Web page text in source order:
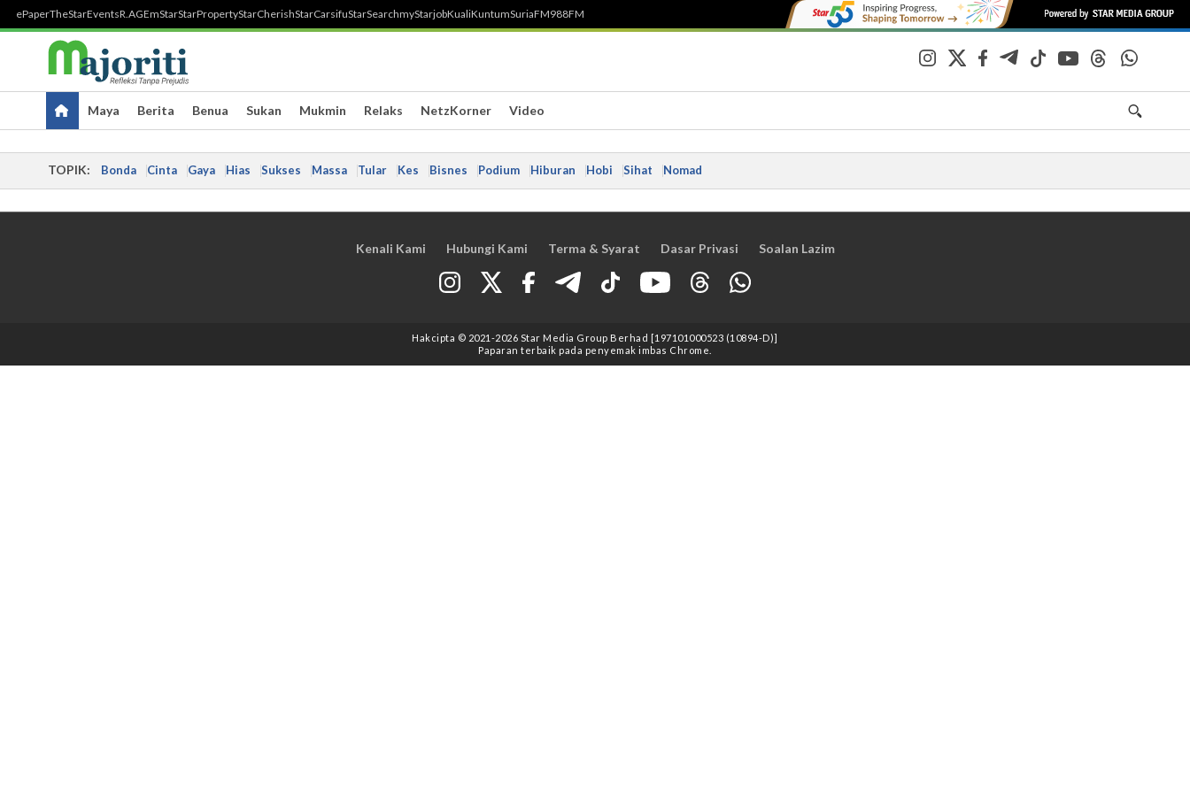
ePaperTheStarEventsR.AGEmStarStarPropertyStarCherishStarCarsifuStarSearchmyStarjobKualiKuntumSuriaFM988FM
Maya Berita Benua Sukan Mukmin Relaks NetzKorner Video
TOPIK: Bonda Cinta Gaya Hias Sukses Massa Tular Kes Bisnes Podium Hiburan Hobi Sihat Nomad
Kenali Kami Hubungi Kami Terma & Syarat Dasar Privasi Soalan Lazim
Hakcipta © 2021 -2026 Star Media Group Berhad [197101000523 (10894-D)]
Paparan terbaik pada penyemak imbas Chrome.